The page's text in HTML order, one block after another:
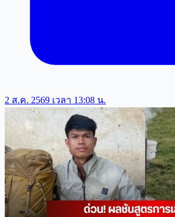
2 ส.ค. 2569 เวลา 13:08 น.